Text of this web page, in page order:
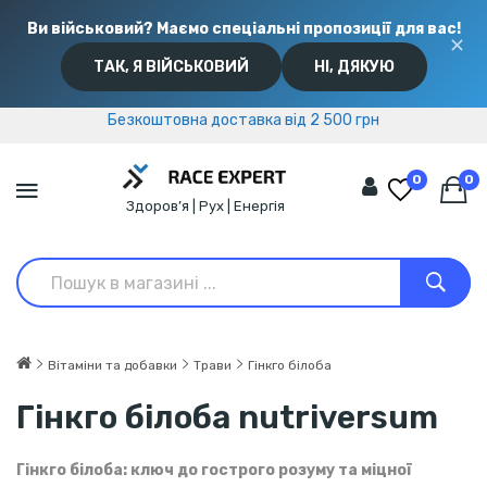
Ви військовий? Маємо спеціальні пропозиції для вас!
ТАК, Я ВІЙСЬКОВИЙ НІ, ДЯКУЮ
✕
Безкоштовна доставка від 2 500 грн
Безкоштовна доставка від 2 500 грн
Здоров’я | Рух | Енергія
0 0
Вітаміни та добавки Трави Гінкго білоба
Гінкго білоба nutriversum
Гінкго білоба: ключ до гострого розуму та міцної